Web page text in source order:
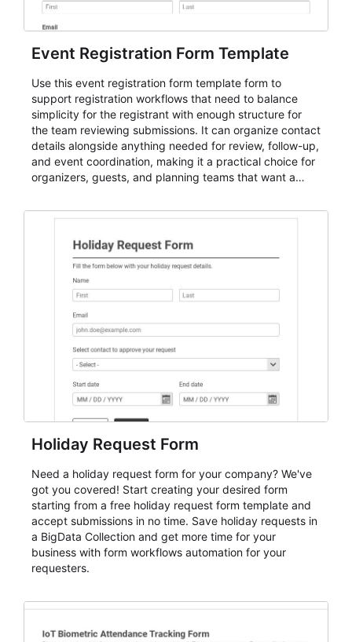
Event Registration Form Template
Use this event registration form template form to
support registration workflows that need to balance
simplicity for the registrant with enough structure for
the team reviewing submissions. It can organize contact
details alongside anything needed for review, follow-up,
and event coordination, making it a practical choice for
organizers, guests, and planning teams that want a
and participant management. The form is suitable for
student enrollment, volunteer registration, business
event intake, and membership participation. It helps
keep responses standardized so organizers can
evaluate submissions, manage next steps, and maintain
cleaner registration records over time.
Holiday Request Form
Need a holiday request form for your company? We've
got you covered! Start creating your desired form
starting from a free holiday request form template and
accept submissions in no time. Save holiday requests in
a BigData Collection and get more time for your
business with form workflows automation for your
requesters.